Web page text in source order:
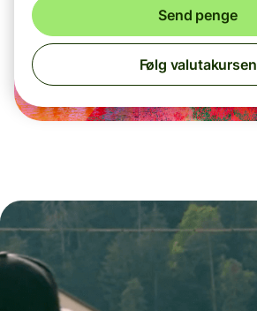
Send penge
Følg valutakursen